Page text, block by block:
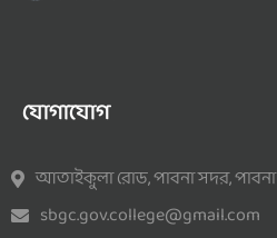
যোগাযোগ
আতাইকুলা রোড, পাবনা সদর, পাবনা
sbgc.gov.college@gmail.com